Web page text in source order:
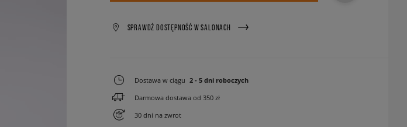
SPRAWDŹ DOSTĘPNOŚĆ W SALONACH
Dostawa w ciągu 2 - 5 dni roboczych
Darmowa dostawa od 350 zł
30 dni na zwrot